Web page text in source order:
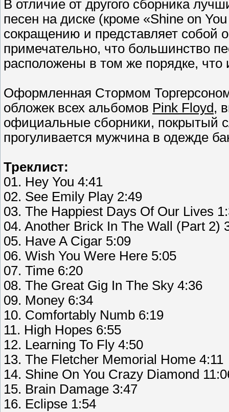
В отличие от другого сборника
песен на диске (кроме «Shine on
сокращению и представляет собой
примечательно, что большинство
расположены в том же порядке,
Оформленная Стормом
обложек всех альбомов Pink Floyd,
официальные сборники, покрытый
прогуливается мужчина в одежде
Треклист:
01. Hey You 4:41
02. See Emily Play 2:49
03. The Happiest Days Of Our Lives
04. Another Brick In The Wall (Part 2)
05. Have A Cigar 5:09
06. Wish You Were Here 5:05
07. Time 6:20
08. The Great Gig In The Sky 4:36
09. Money 6:34
10. Comfortably Numb 6:19
11. High Hopes 6:55
12. Learning To Fly 4:50
13. The Fletcher Memorial Home 4:11
14. Shine On You Crazy Diamond
15. Brain Damage 3:47
16. Eclipse 1:54